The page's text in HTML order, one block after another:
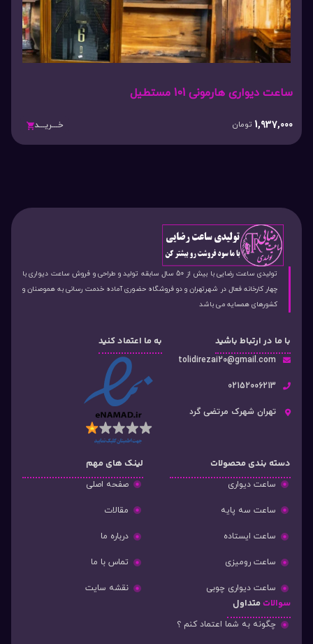
ساعت دیواری هارمونی 101 مستطیل
1,937,000 تومان خـــریـــد
تولیدی ساعت رضایی با بیش از 50 سال سابقه تولید و طراحی و فروش ساعت دیواری با
چهار کارخانه فعال در شهرتهران و دو فروشگاه حضوری آماده خدمت رسانی به هموصنان و
کشورهای همسایه می باشد
با ما در ارتباط باشید
tolidirezai20@gmail.com
02152006213
تهران شهرک مرتضی گرد
به ما اعتماد کنید
دسته‌ بندی محصولات
ساعت دیواری
ساعت سه پایه
ساعت ایستاده
ساعت رومیزی
ساعت دیواری چوبی
لینک های مهم
صفحه اصلی
مقالات
درباره ما
تماس با ما
نقشه سایت
سوالات متداول
چگونه به شما اعتماد کنم ؟